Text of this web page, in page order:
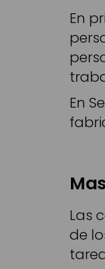
En
En
Las
de